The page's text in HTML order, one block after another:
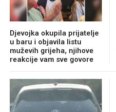
Djevojka okupila prijatelje
u baru i objavila listu
muževih grijeha, njihove
reakcije vam sve govore